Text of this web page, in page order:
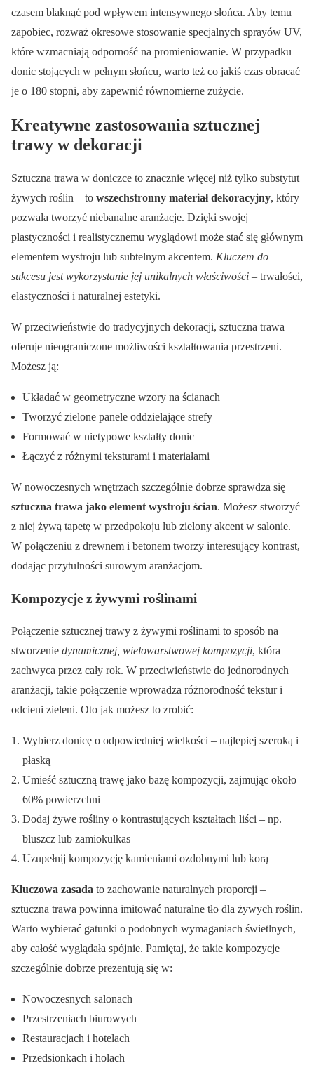
czasem blaknąć pod wpływem intensywnego słońca. Aby temu
zapobiec, rozważ okresowe stosowanie specjalnych sprayów UV,
które wzmacniają odporność na promieniowanie. W przypadku
donic stojących w pełnym słońcu, warto też co jakiś czas obracać
je o 180 stopni, aby zapewnić równomierne zużycie.
Kreatywne zastosowania sztucznej
trawy w dekoracji
Sztuczna trawa w doniczce to znacznie więcej niż tylko substytut
żywych roślin – to wszechstronny materiał dekoracyjny, który
pozwala tworzyć niebanalne aranżacje. Dzięki swojej
plastyczności i realistycznemu wyglądowi może stać się głównym
elementem wystroju lub subtelnym akcentem. Kluczem do
sukcesu jest wykorzystanie jej unikalnych właściwości – trwałości,
elastyczności i naturalnej estetyki.
W przeciwieństwie do tradycyjnych dekoracji, sztuczna trawa
oferuje nieograniczone możliwości kształtowania przestrzeni.
Możesz ją:
Układać w geometryczne wzory na ścianach
Tworzyć zielone panele oddzielające strefy
Formować w nietypowe kształty donic
Łączyć z różnymi teksturami i materiałami
W nowoczesnych wnętrzach szczególnie dobrze sprawdza się
sztuczna trawa jako element wystroju ścian. Możesz stworzyć
z niej żywą tapetę w przedpokoju lub zielony akcent w salonie.
W połączeniu z drewnem i betonem tworzy interesujący kontrast,
dodając przytulności surowym aranżacjom.
Kompozycje z żywymi roślinami
Połączenie sztucznej trawy z żywymi roślinami to sposób na
stworzenie dynamicznej, wielowarstwowej kompozycji, która
zachwyca przez cały rok. W przeciwieństwie do jednorodnych
aranżacji, takie połączenie wprowadza różnorodność tekstur i
odcieni zieleni. Oto jak możesz to zrobić:
Wybierz donicę o odpowiedniej wielkości – najlepiej szeroką i
płaską
Umieść sztuczną trawę jako bazę kompozycji, zajmując około
60% powierzchni
Dodaj żywe rośliny o kontrastujących kształtach liści – np.
bluszcz lub zamiokulkas
Uzupełnij kompozycję kamieniami ozdobnymi lub korą
Kluczowa zasada to zachowanie naturalnych proporcji –
sztuczna trawa powinna imitować naturalne tło dla żywych roślin.
Warto wybierać gatunki o podobnych wymaganiach świetlnych,
aby całość wyglądała spójnie. Pamiętaj, że takie kompozycje
szczególnie dobrze prezentują się w:
Nowoczesnych salonach
Przestrzeniach biurowych
Restauracjach i hotelach
Przedsionkach i holach